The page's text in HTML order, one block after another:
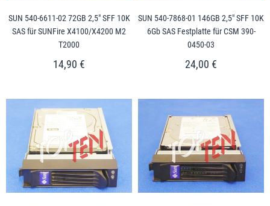
SUN 540-6611-02 72GB 2,5" SFF 10K
SAS für SUNFire X4100/X4200 M2
T2000
14,90 €
SUN 540-7868-01 146GB 2,5" SFF 10K
6Gb SAS Festplatte für CSM 390-
0450-03
24,00 €